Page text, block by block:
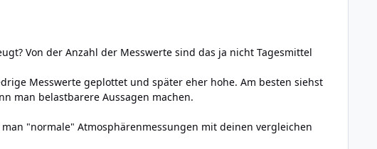
Von der Anzahl der Messwerte sind das ja nicht Tagesmittel
Messwerte geplottet und später eher hohe. Am besten siehst
man belastbarere Aussagen machen.
"normale" Atmosphärenmessungen mit deinen vergleichen